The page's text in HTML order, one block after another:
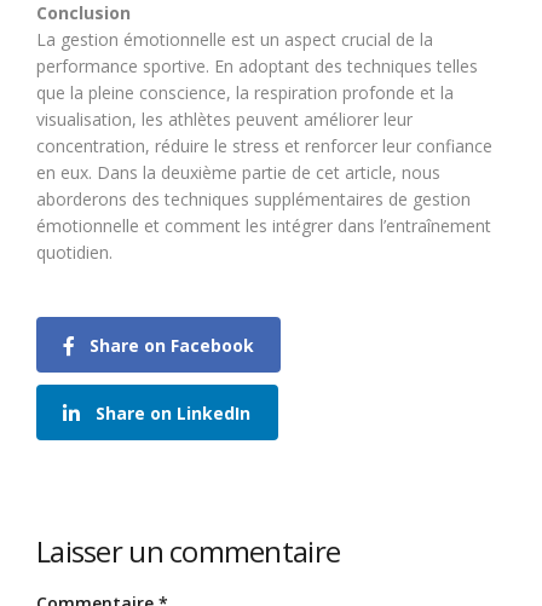
Conclusion
La gestion émotionnelle est un aspect crucial de la
performance sportive. En adoptant des techniques telles
que la pleine conscience, la respiration profonde et la
visualisation, les athlètes peuvent améliorer leur
concentration, réduire le stress et renforcer leur confiance
en eux. Dans la deuxième partie de cet article, nous
aborderons des techniques supplémentaires de gestion
émotionnelle et comment les intégrer dans l’entraînement
quotidien.
Share on Facebook
Share on LinkedIn
Laisser un commentaire